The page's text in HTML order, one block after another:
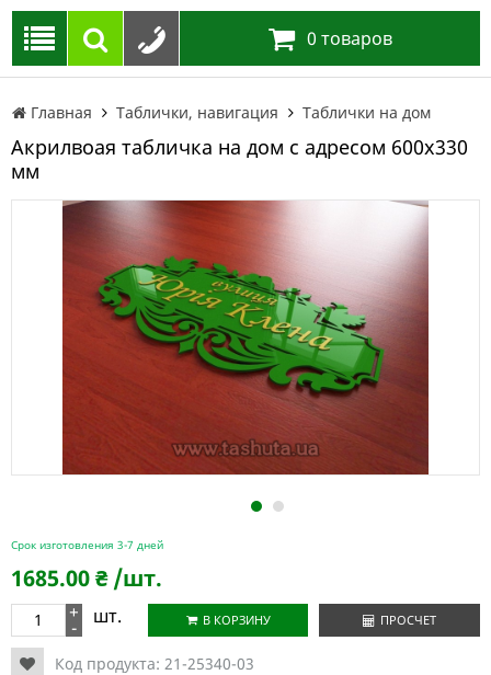
0 товаров
Главная Таблички, навигация Таблички на дом
Акрилвоая табличка на дом с адресом 600х330
мм
1 2
Срок изготовления 3-7 дней
1685.00₴ /шт.
+
- шт. В КОРЗИНУ ПРОСЧЕТ
Код продукта: 21-25340-03